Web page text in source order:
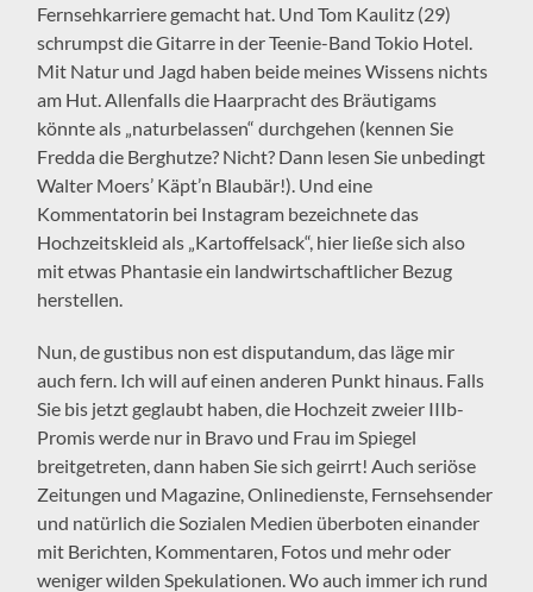
Fernsehkarriere gemacht hat. Und Tom Kaulitz (29)
schrumpst die Gitarre in der Teenie-Band Tokio Hotel.
Mit Natur und Jagd haben beide meines Wissens nichts
am Hut. Allenfalls die Haarpracht des Bräutigams
könnte als „naturbelassen“ durchgehen (kennen Sie
Fredda die Berghutze? Nicht? Dann lesen Sie unbedingt
Walter Moers’ Käpt’n Blaubär!). Und eine
Kommentatorin bei Instagram bezeichnete das
Hochzeitskleid als „Kartoffelsack“, hier ließe sich also
mit etwas Phantasie ein landwirtschaftlicher Bezug
herstellen.
Nun, de gustibus non est disputandum, das läge mir
auch fern. Ich will auf einen anderen Punkt hinaus. Falls
Sie bis jetzt geglaubt haben, die Hochzeit zweier IIIb-
Promis werde nur in Bravo und Frau im Spiegel
breitgetreten, dann haben Sie sich geirrt! Auch seriöse
Zeitungen und Magazine, Onlinedienste, Fernsehsender
und natürlich die Sozialen Medien überboten einander
mit Berichten, Kommentaren, Fotos und mehr oder
weniger wilden Spekulationen. Wo auch immer ich rund